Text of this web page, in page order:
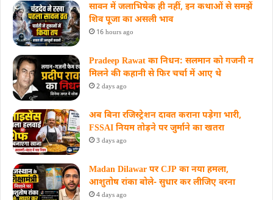
सावन में जलाभिषेक ही नहीं, इन कथाओं से समझें
शिव पूजा का असली भाव
16 hours ago
Pradeep Rawat का निधन: सलमान को गजनी न
मिलने की कहानी से फिर चर्चा में आए थे
2 days ago
अब बिना रजिस्ट्रेशन दावत कराना पड़ेगा भारी,
FSSAI नियम तोड़ने पर जुर्माने का खतरा
3 days ago
Madan Dilawar पर CJP का नया हमला,
आशुतोष रांका बोले- सुधार कर लीजिए वरना
4 days ago